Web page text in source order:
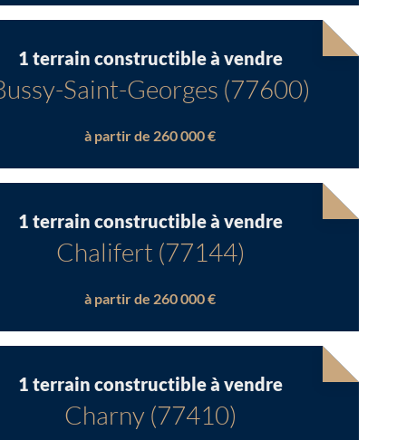
1 terrain constructible à vendre
Saint-Georges (77600)
à partir de 260 000 €
1 terrain constructible à vendre
Chalifert (77144)
à partir de 260 000 €
1 terrain constructible à vendre
Charny (77410)